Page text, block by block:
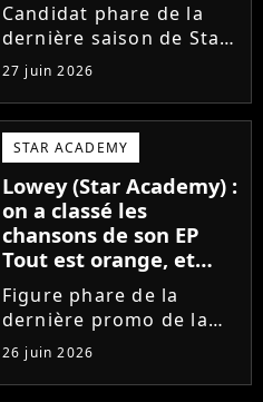
Candidat phare de la
dernière saison de Star
Academy, Bastiaan fait
enfin les présentations
en musique. Découvrez
son premier single
Château, très Troye
Sivan dans l'esprit, et
son...
27 juin 2026
STAR ACADEMY
Lowey (Star Academy) :
on a classé les
chansons de son EP
Tout est orange, et
voici la meilleure !
Figure phare de la
dernière promo de la
Star Academy, Léo se
lance enfin. Sous le nom
de scène Lowey, l'artiste
26 juin 2026